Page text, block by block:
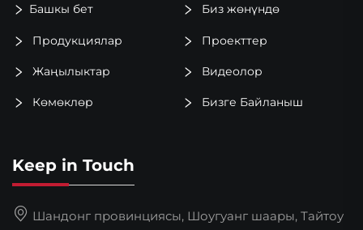
Башкы бет Биз жөнүндө
Продукциялар Проекттер
Жаңылыктар Видеолор
Көмөклөр Бизге Байланыш
Keep in Touch
Шандонг провинциясы, Шоугуанг шаары, Тайтоу